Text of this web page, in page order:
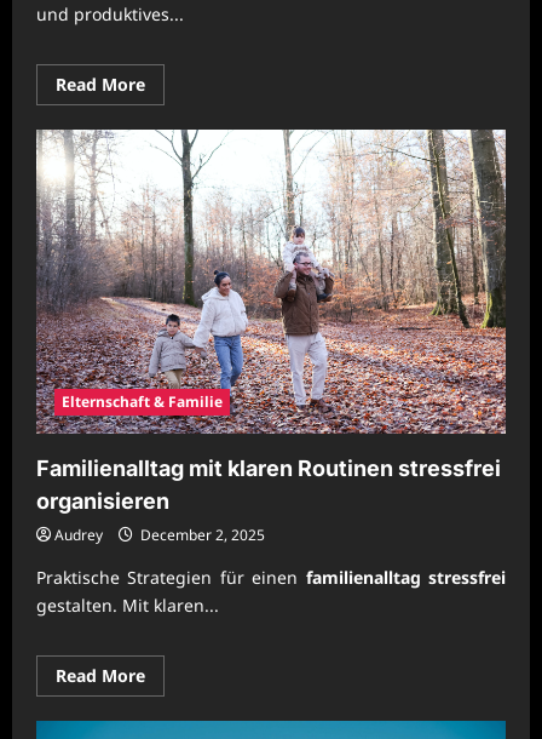
und produktives...
Read MoreRead
more
Familienorganisation
durch
klare
Ziele
effektiv
verbessern
Elternschaft & Familie
Familienalltag mit klaren Routinen stressfrei
organisieren
Audrey December 2, 2025
Praktische Strategien für einen familienalltag stressfrei
gestalten. Mit klaren...
Read MoreRead
more
Familienalltag